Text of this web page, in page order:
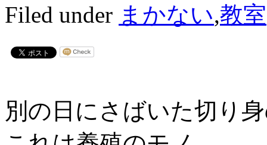
Filed under まかない,教室
別の日にさばいた切り